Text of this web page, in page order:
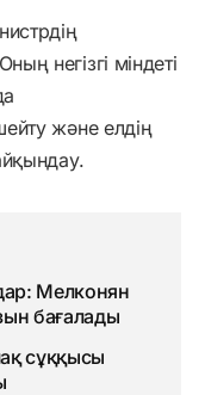
негізгі міндеті
және елдің
Мелконян
бағалады
сұққысы